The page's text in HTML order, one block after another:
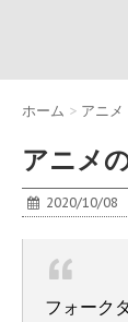
ホーム > アニメ
アニメ
2020/10/08
フォーク